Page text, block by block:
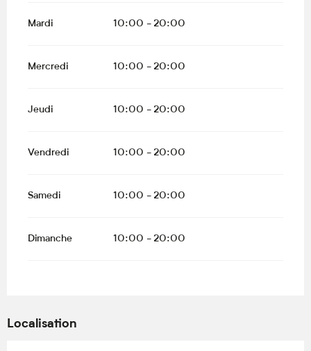
Mardi 10:00 - 20:00
Mercredi 10:00 - 20:00
Jeudi 10:00 - 20:00
Vendredi 10:00 - 20:00
Samedi 10:00 - 20:00
Dimanche 10:00 - 20:00
Localisation